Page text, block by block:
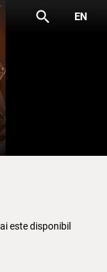
search EN
este disponibil